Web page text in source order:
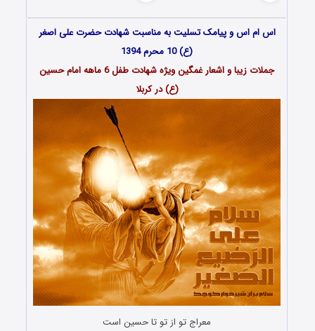
اس ام اس و پیامک تسلیت به مناسبت شهادت حضرت علی اصغر
(ع) 10 محرم 1394
جملات زیبا و اشعار غمگین ویژه شهادت طفل 6 ماهه امام حسین
(ع) در کربلا
معراج تو از تو تا حسین است